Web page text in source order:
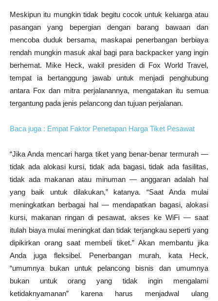
Meskipun itu mungkin tidak begitu cocok untuk keluarga atau
pasangan yang bepergian dengan barang bawaan dan
mencoba duduk bersama, maskapai penerbangan berbiaya
rendah mungkin masuk akal bagi para backpacker yang ingin
berhemat. Mike Heck, wakil presiden di Fox World Travel,
tempat ia bertanggung jawab untuk menjadi penghubung
antara Fox dan mitra perjalanannya, mengatakan itu semua
tergantung pada jenis pelancong dan tujuan perjalanan.
Baca juga : Empat Faktor Penetapan Harga Tiket Pesawat
“Jika Anda mencari harga tiket yang benar-benar termurah —
tidak ada alokasi kursi, tidak ada bagasi, tidak ada fasilitas,
tidak ada makanan atau minuman — anggaran adalah hal
yang baik untuk dilakukan,” katanya. “Saat Anda mulai
meningkatkan berbagai hal — mendapatkan bagasi, alokasi
kursi, makanan ringan di pesawat, akses ke WiFi — saat
itulah biaya mulai meningkat dan tidak terjangkau seperti yang
dipikirkan orang saat membeli tiket.” Akan membantu jika
Anda juga fleksibel. Penerbangan murah, kata Heck,
“umumnya bukan untuk pelancong bisnis dan umumnya
bukan untuk orang yang tidak ingin mengalami
ketidaknyamanan” karena harus menjadwal ulang